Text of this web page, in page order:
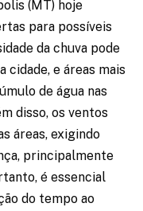
(MT) hoje
para possíveis
da chuva pode
cidade, e áreas mais
de água nas
disso, os ventos
áreas, exigindo
principalmente
é essencial
do tempo ao